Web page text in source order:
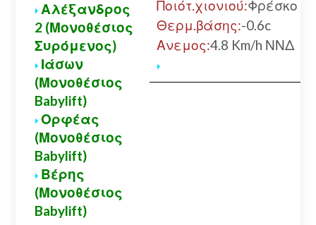
Αλέξανδρος
2 (Μονοθέσιος
Συρόμενος)
Ιάσων
(Μονοθέσιος
Babylift)
Ορφέας
(Μονοθέσιος
Babylift)
Βέρης
(Μονοθέσιος
Babylift)
Ποιότ.χιονιού:Φρέσκο
Θερμ.βάσης:-0.6c
Ανεμος:4.8 Km/h ΝΝΔ